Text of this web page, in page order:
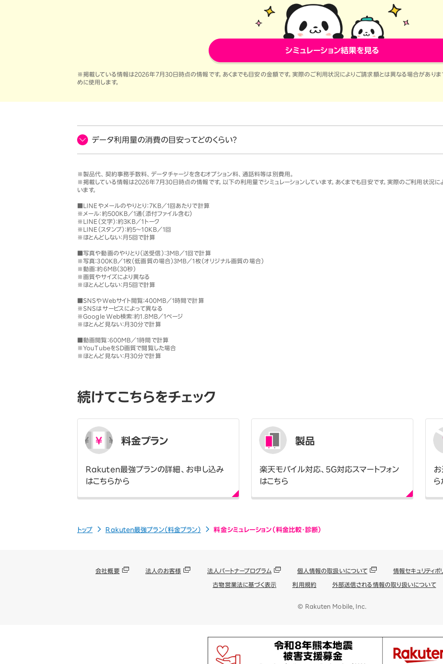
シミュレーション結果を見る
※掲載している情報は2026年7月30日 時点の情報です。あくまでも目安の金額です。実際のご利用状況によりご請求額とは異なる場合があり
めに使用します。
データ利用量の消費の目安ってどのくらい？
※製品代、契約事務手数料、データチャージを含むオプション料、通話料等は別費用。
※掲載している情報は2026年7月30日 時点の情報です。以下の利用量でシミュレーションしています。あくまでも目安です。実際のご利用状況
います。
■LINEやメールのやりとり：7KB／1回あたりで計算
※メール：約500KB／1通（添付ファイル含む）
※LINE（文字）：約3KB／1トーク
※LINE（スタンプ）：約5〜10KB／1回
※ほとんどしない：月5回で計算
■写真や動画のやりとり（送受信）：3MB／1回で計算
※写真：300KB／1枚（低画質の場合）3MB／1枚（オリジナル画質の場合）
※動画：約6MB（30秒）
※画質やサイズにより異なる
※ほとんどしない：月5回で計算
■SNSやWebサイト閲覧：400MB／1時間で計算
※SNSはサービスによって異なる
※Google Web検索：約1.8MB／1ページ
※ほとんど見ない：月30分で計算
■動画閲覧：600MB／1時間で計算
※YouTubeをSD画質で閲覧した場合
※ほとんど見ない：月30分で計算
続けてこちらをチェック
料金プラン
Rakuten最強プランの詳細、お申し込み
はこちらから
製品
楽天モバイル対応、5G対応スマートフォン
はこちら
お
ら
トップ Rakuten最強プラン（料金プラン） 料金シミュレーション（料金比較・診断）
会社概要 法人のお客様 法人パートナープログラム 個人情報の取扱いについて 情報セキュリティポ
古物営業法に基づく表示 利用規約 外部送信される情報の取り扱いについて
© Rakuten Mobile, Inc.